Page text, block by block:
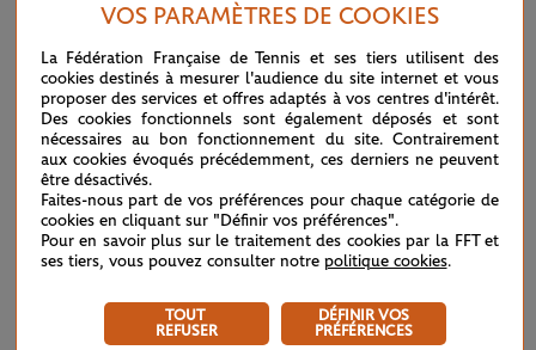
JEUDI 27 MAI 2021
Que retenir du tirage au sort du tableau
féminin ?
VOS PARAMÈTRES DE COOKIES
La Fédération Française de Tennis et ses tiers utilisent des
cookies destinés à mesurer l'audience du site internet et vous
proposer des services et offres adaptés à vos centres d'intérêt.
Des cookies fonctionnels sont également déposés et sont
nécessaires au bon fonctionnement du site. Contrairement
aux cookies évoqués précédemment, ces derniers ne peuvent
être désactivés.
Faites-nous part de vos préférences pour chaque catégorie de
cookies en cliquant sur "Définir vos préférences".
Pour en savoir plus sur le traitement des cookies par la FFT et
ses tiers, vous pouvez consulter notre politique cookies.
TOUT
REFUSER
DÉFINIR VOS
PRÉFÉRENCES